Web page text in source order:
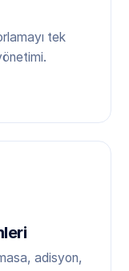
tek
adisyon,